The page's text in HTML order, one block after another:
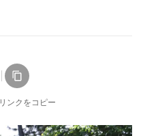
リンクをコピー